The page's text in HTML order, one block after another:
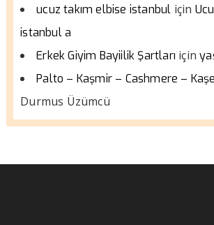
ucuz takım elbise istanbul için
istanbul a
Erkek Giyim Bayiilik Şartları için
Palto – Kaşmir – Cashmere –
Durmus Üzümcü